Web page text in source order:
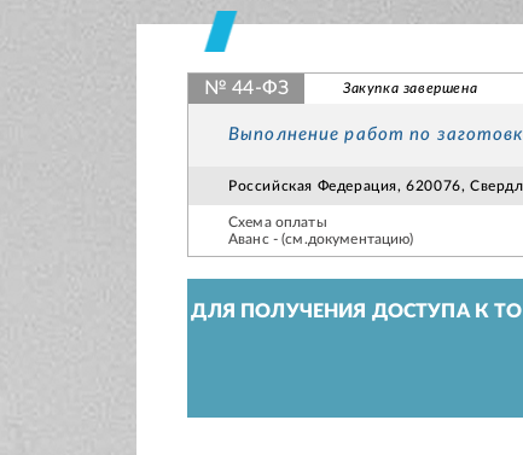
№ 44-ФЗ Закупка завершена
Выполнение работ по
Российская Федерация, 620076,
Схема оплаты
Аванс - (см.документацию)
ДЛЯ ПОЛУЧЕНИЯ ДОСТУПА К